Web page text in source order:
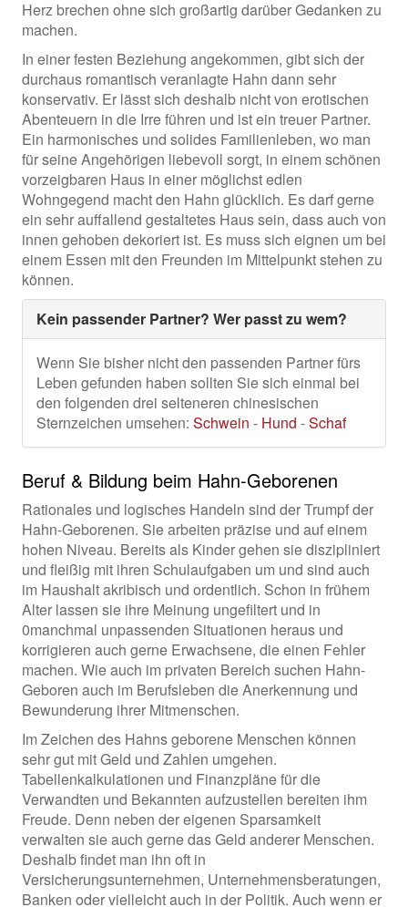
Herz brechen ohne sich großartig darüber Gedanken zu
machen.
In einer festen Beziehung angekommen, gibt sich der
durchaus romantisch veranlagte Hahn dann sehr
konservativ. Er lässt sich deshalb nicht von erotischen
Abenteuern in die Irre führen und ist ein treuer Partner.
Ein harmonisches und solides Familienleben, wo man
für seine Angehörigen liebevoll sorgt, in einem schönen
vorzeigbaren Haus in einer möglichst edlen
Wohngegend macht den Hahn glücklich. Es darf gerne
ein sehr auffallend gestaltetes Haus sein, dass auch von
innen gehoben dekoriert ist. Es muss sich eignen um bei
einem Essen mit den Freunden im Mittelpunkt stehen zu
können.
Kein passender Partner? Wer passt zu wem?
Wenn Sie bisher nicht den passenden Partner fürs
Leben gefunden haben sollten Sie sich einmal bei
den folgenden drei selteneren chinesischen
Sternzeichen umsehen: Schwein - Hund -Schaf
Beruf & Bildung beim Hahn-Geborenen
Rationales und logisches Handeln sind der Trumpf der
Hahn-Geborenen. Sie arbeiten präzise und auf einem
hohen Niveau. Bereits als Kinder gehen sie diszipliniert
und fleißig mit ihren Schulaufgaben um und sind auch
im Haushalt akribisch und ordentlich. Schon in frühem
Alter lassen sie ihre Meinung ungefiltert und in
0manchmal unpassenden Situationen heraus und
korrigieren auch gerne Erwachsene, die einen Fehler
machen. Wie auch im privaten Bereich suchen Hahn-
Geboren auch im Berufsleben die Anerkennung und
Bewunderung ihrer Mitmenschen.
Im Zeichen des Hahns geborene Menschen können
sehr gut mit Geld und Zahlen umgehen.
Tabellenkalkulationen und Finanzpläne für die
Verwandten und Bekannten aufzustellen bereiten ihm
Freude. Denn neben der eigenen Sparsamkeit
verwalten sie auch gerne das Geld anderer Menschen.
Deshalb findet man ihn oft in
Versicherungsunternehmen, Unternehmensberatungen,
Banken oder vielleicht auch in der Politik. Auch wenn er